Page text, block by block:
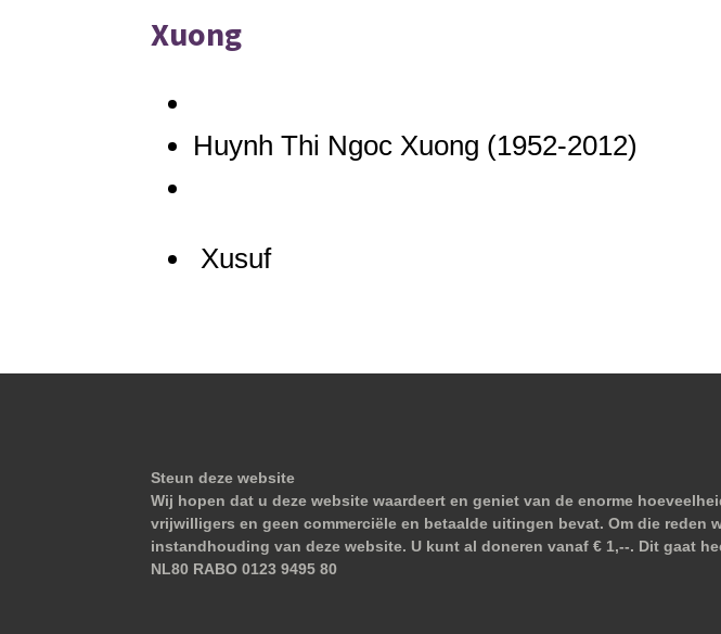
Xuong
Huynh Thi Ngoc Xuong (1952-2012)
Xusuf
Steun deze website
Wij hopen dat u deze website waardeert en geniet van de enorme
vrijwilligers en geen commerciële en betaalde uitingen bevat. Om die
instandhouding van deze website. U kunt al doneren vanaf € 1,--. Dit gaat
NL80 RABO 0123 9495 80